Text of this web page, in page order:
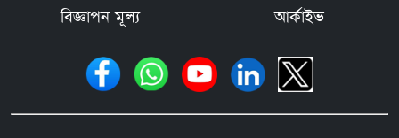
বিজ্ঞাপন মূল্য
আর্কাইভ